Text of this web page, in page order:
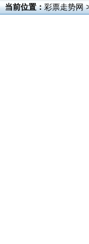
当前位置：彩票走势网